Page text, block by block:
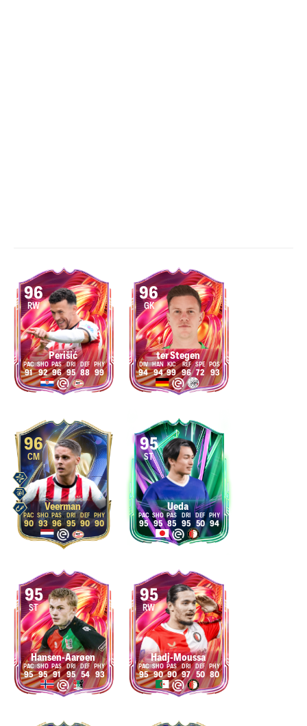
96
RW
Perišić
91 92 96 95 88 99
96
GK
ter Stegen
94 94 99 96 72 93
96
CM
Veerman
90 93 96 95 90 90
95
ST
Ueda
95 95 85 95 50 94
95
ST
Hansen-Aarøen
95 95 91 95 54 93
95
RW
Hadj-Moussa
95 90 90 97 50 80